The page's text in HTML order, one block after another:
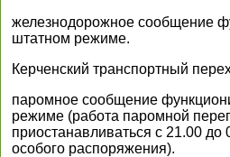
железнодорожное сообщение
штатном режиме.
Керченский транспортный
паромное сообщение
режиме (работа паромной
приостанавливаться с 21.00
особого распоряжения).